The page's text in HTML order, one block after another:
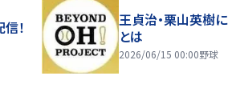
！
王貞治・栗山英樹
とは
2026/06/15 00:00野球